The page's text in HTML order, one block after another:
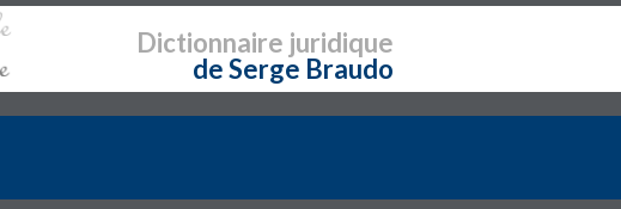
Dictionnaire juridique
de Serge Braudo